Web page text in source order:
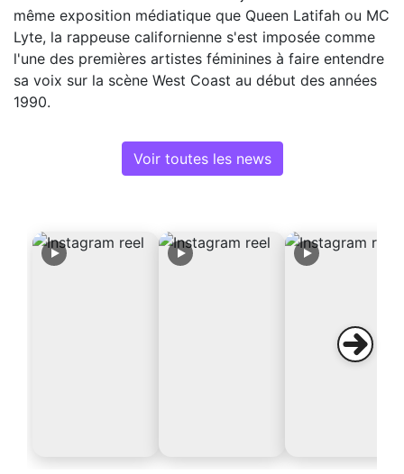
même exposition médiatique que Queen Latifah ou MC
Lyte, la rappeuse californienne s'est imposée comme
l'une des premières artistes féminines à faire entendre
sa voix sur la scène West Coast au début des années
1990.
Voir toutes les news